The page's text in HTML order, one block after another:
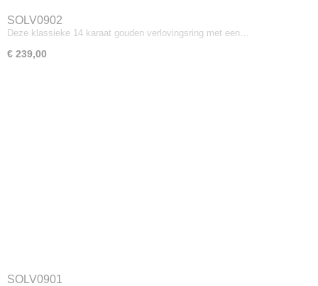
SOLV0902
Deze klassieke 14 karaat gouden verlovingsring met een…
€ 239,00
SOLV0901